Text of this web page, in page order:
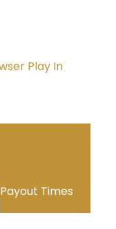
Play In
Fees &
Payout Times